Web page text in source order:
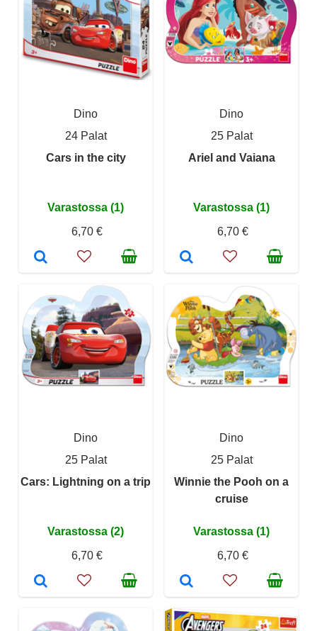
Dino
24 Palat
Cars in the city
Varastossa (1)
6,70 €
Dino
25 Palat
Ariel and Vaiana
Varastossa (1)
6,70 €
Dino
25 Palat
Cars: Lightning on a trip
Varastossa (2)
6,70 €
Dino
25 Palat
Winnie the Pooh on a
cruise
Varastossa (1)
6,70 €